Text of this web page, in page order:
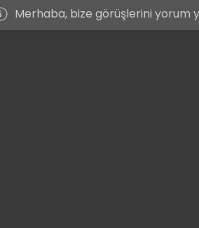
Merhaba, bize görüşlerini yorum